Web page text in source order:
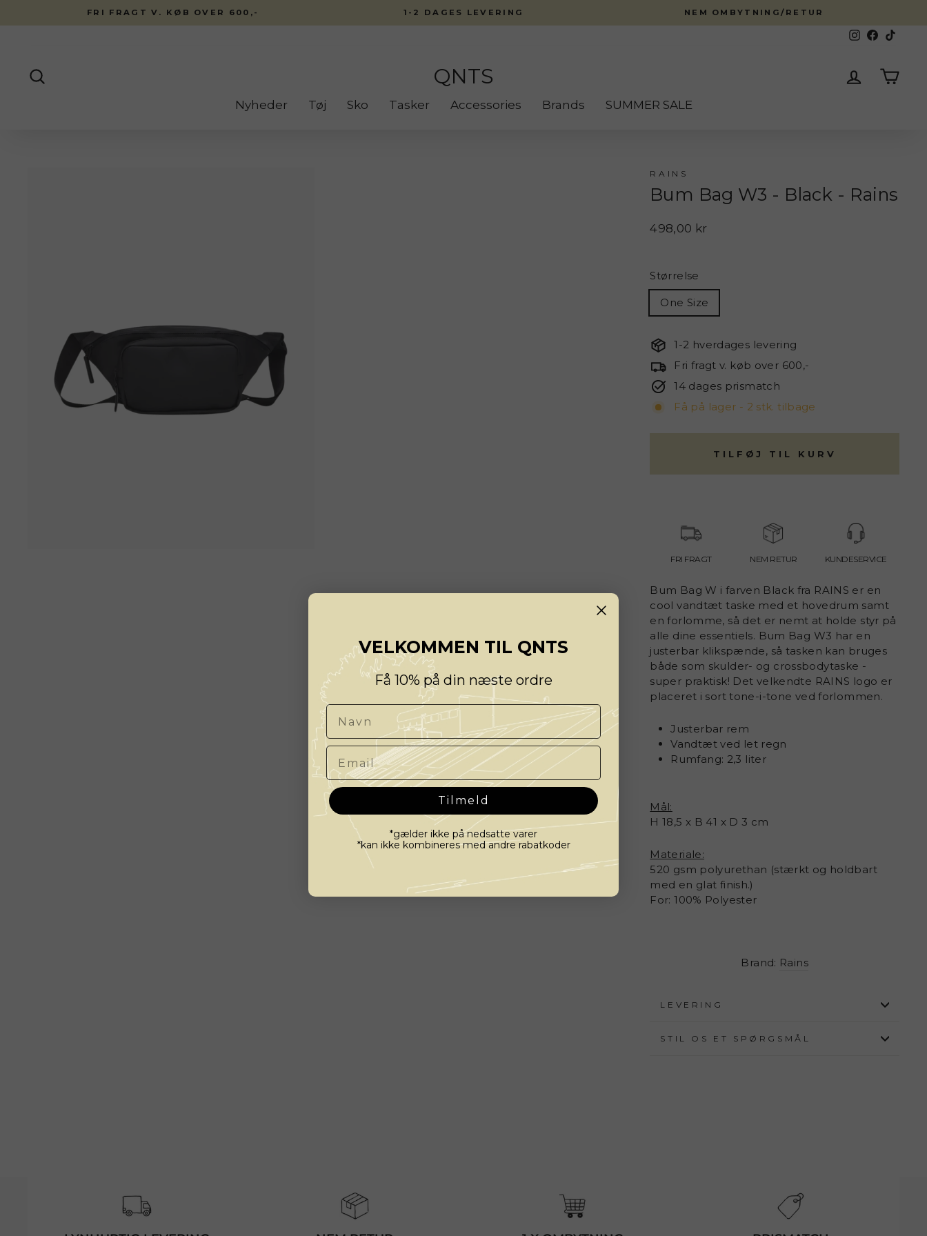
til
FRI FRAGT V. KØB OVER 600,- 1-2 DAGES LEVERING NEM OMBYTNING/RETUR
InstagramFacebook
QNTS Log ind
Nyheder Tøj Sko Tasker Accessories Brands SUMMER SALE
RAINS
Bum Bag W3 - Black - Rains
Normalpris
498,00 kr
Størrelse
One Size
1-2 hverdages levering
Fri fragt v. køb over 600,-
14 dages prismatch
Få på lager - 2 stk. tilbage
TILFØJ TIL KURV
FRI FRAGT NEM RETUR KUNDESERVICE
Bum Bag W i farven Black fra RAINS er en
cool vandtæt taske med et hovedrum samt
en forlomme, så det er nemt at holde styr på
alle dine essentiels. Bum Bag W3 har en
justerbar klikspænde, så tasken kan bruges
både som skulder- og crossbodytaske -
super praktisk! Det velkendte RAINS logo er
placeret i sort tone-i-tone ved forlommen.
Justerbar rem
Vandtæt ved let regn
Rumfang: 2,3 liter
Mål:
H 18,5 x B 41 x D 3 cm
Materiale:
520 gsm polyurethan (stærkt og holdbart
med en glat finish.)
For: 100% Polyester
Brand: Rains
LEVERING
STIL OS ET SPØRGSMÅL
VELKOMMEN TIL QNTS
Få 10% på din næste ordre
Navn
Email
Tilmeld
*gælder ikke på nedsatte varer
*kan ikke kombineres med andre rabatkoder